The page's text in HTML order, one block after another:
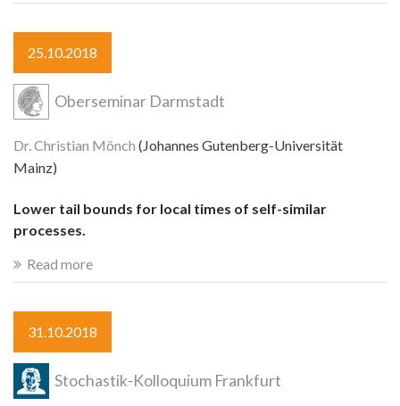
25.10.2018
Oberseminar Darmstadt
Dr. Christian Mönch (Johannes Gutenberg-Universität
Mainz)
Lower tail bounds for local times of self-similar
processes.
Read more
31.10.2018
Stochastik-Kolloquium Frankfurt